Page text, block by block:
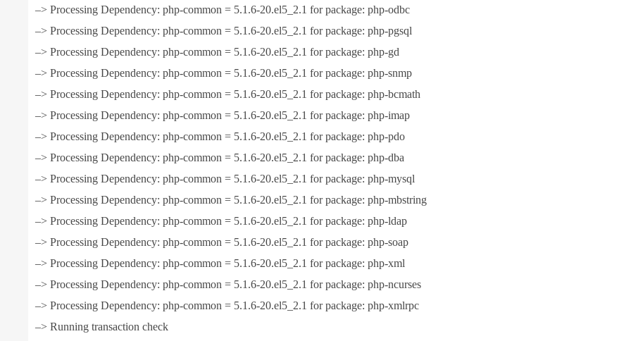
–> Processing Dependency: php-common = 5.1.6-20.el5_2.1 for package: php-odbc
–> Processing Dependency: php-common = 5.1.6-20.el5_2.1 for package: php-pgsql
–> Processing Dependency: php-common = 5.1.6-20.el5_2.1 for package: php-gd
–> Processing Dependency: php-common = 5.1.6-20.el5_2.1 for package: php-snmp
–> Processing Dependency: php-common = 5.1.6-20.el5_2.1 for package: php-bcmath
–> Processing Dependency: php-common = 5.1.6-20.el5_2.1 for package: php-imap
–> Processing Dependency: php-common = 5.1.6-20.el5_2.1 for package: php-pdo
–> Processing Dependency: php-common = 5.1.6-20.el5_2.1 for package: php-dba
–> Processing Dependency: php-common = 5.1.6-20.el5_2.1 for package: php-mysql
–> Processing Dependency: php-common = 5.1.6-20.el5_2.1 for package: php-mbstring
–> Processing Dependency: php-common = 5.1.6-20.el5_2.1 for package: php-ldap
–> Processing Dependency: php-common = 5.1.6-20.el5_2.1 for package: php-soap
–> Processing Dependency: php-common = 5.1.6-20.el5_2.1 for package: php-xml
–> Processing Dependency: php-common = 5.1.6-20.el5_2.1 for package: php-ncurses
–> Processing Dependency: php-common = 5.1.6-20.el5_2.1 for package: php-xmlrpc
–> Running transaction check